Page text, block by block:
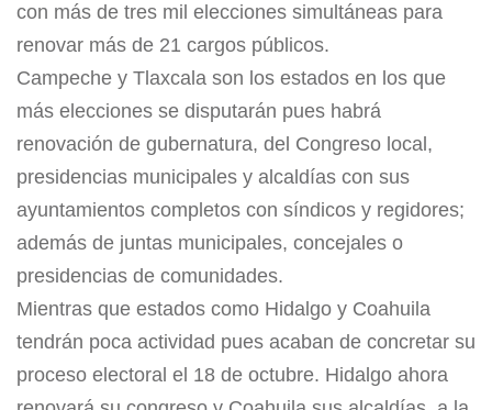
con más de tres mil elecciones simultáneas para
renovar más de 21 cargos públicos.
Campeche y Tlaxcala son los estados en los que
más elecciones se disputarán pues habrá
renovación de gubernatura, del Congreso local,
presidencias municipales y alcaldías con sus
ayuntamientos completos con síndicos y regidores;
además de juntas municipales, concejales o
presidencias de comunidades.
Mientras que estados como Hidalgo y Coahuila
tendrán poca actividad pues acaban de concretar su
proceso electoral el 18 de octubre. Hidalgo ahora